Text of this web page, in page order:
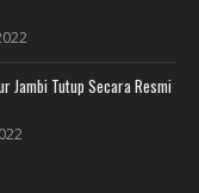
Jambi Tutup Secara Resmi